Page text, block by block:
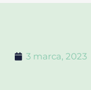
3 marca, 2023